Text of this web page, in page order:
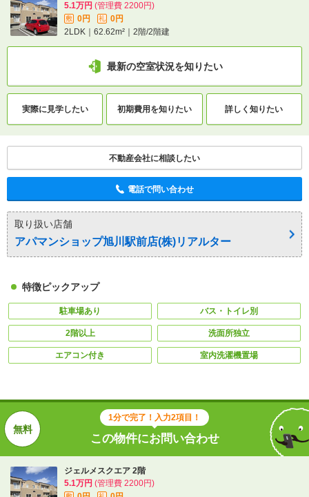
5.1万円 (管理費 2200円)
敷 0円 礼
0円
2LDK｜62.62m²｜2階/2階建
最新の空室状況を知りたい
実際に見学したい 初期費用を知りたい 詳しく知りたい
不動産会社に相談したい
電話で問い合わせ
取り扱い店舗
アパマンショップ旭川駅前店(株)リアルター
特徴ピックアップ
駐車場あり バス・トイレ別
2階以上 洗面所独立
エアコン付き 室内洗濯機置場
1分で完了！入力2項目！
この物件にお問い合わせ
ジェルメスクエア 2階
5.1万円 (管理費 2200円)